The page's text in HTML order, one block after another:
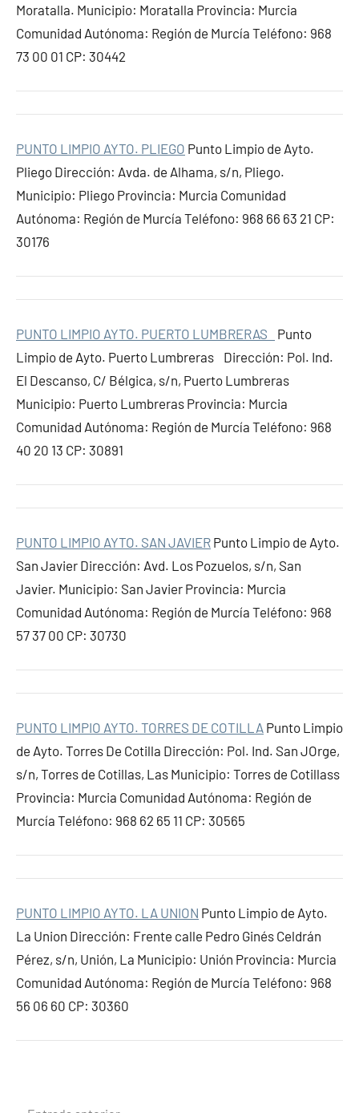
Moratalla. Municipio: Moratalla Provincia: Murcia
Comunidad Autónoma: Región de Murcía Teléfono: 968
73 00 01 CP: 30442
PUNTO LIMPIO AYTO. PLIEGO Punto Limpio de Ayto.
Pliego Dirección: Avda. de Alhama, s/n, Pliego.
Municipio: Pliego Provincia: Murcia Comunidad
Autónoma: Región de Murcía Teléfono: 968 66 63 21 CP:
30176
PUNTO LIMPIO AYTO. PUERTO LUMBRERAS
Punto
Limpio de Ayto. Puerto Lumbreras Dirección: Pol. Ind.
El Descanso, C/ Bélgica, s/n, Puerto Lumbreras
Municipio: Puerto Lumbreras Provincia: Murcia
Comunidad Autónoma: Región de Murcía Teléfono: 968
40 20 13 CP: 30891
PUNTO LIMPIO AYTO. SAN JAVIER Punto Limpio de Ayto.
San Javier Dirección: Avd. Los Pozuelos, s/n, San
Javier. Municipio: San Javier Provincia: Murcia
Comunidad Autónoma: Región de Murcía Teléfono: 968
57 37 00 CP: 30730
PUNTO LIMPIO AYTO. TORRES DE COTILLA Punto Limpio
de Ayto. Torres De Cotilla Dirección: Pol. Ind. San JOrge,
s/n, Torres de Cotillas, Las Municipio: Torres de Cotillass
Provincia: Murcia Comunidad Autónoma: Región de
Murcía Teléfono: 968 62 65 11 CP: 30565
PUNTO LIMPIO AYTO. LA UNION Punto Limpio de Ayto.
La Union Dirección: Frente calle Pedro Ginés Celdrán
Pérez, s/n, Unión, La Municipio: Unión Provincia: Murcia
Comunidad Autónoma: Región de Murcía Teléfono: 968
56 06 60 CP: 30360